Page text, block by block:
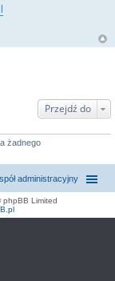
Przejdź do
żadnego
administracyjny
Limited